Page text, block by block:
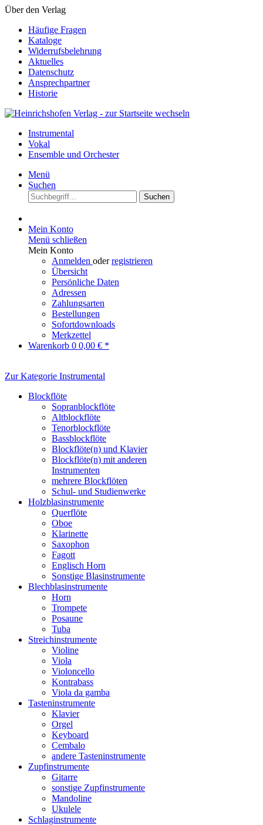
Über den Verlag
Häufige Fragen
Kataloge
Widerrufsbelehrung
Aktuelles
Datenschutz
Ansprechpartner
Historie
Instrumental
Vokal
Ensemble und Orchester
Menü
Suchen
Suchen
Mein Konto
Menü schließen
Mein Konto
Anmelden oderregistrieren
Übersicht
Persönliche Daten
Adressen
Zahlungsarten
Bestellungen
Sofortdownloads
Merkzettel
Warenkorb 0 0,00 € *
Zur Kategorie Instrumental
Blockflöte
Sopranblockflöte
Altblockflöte
Tenorblockflöte
Bassblockflöte
Blockflöte(n) und Klavier
Blockflöte(n) mit anderen
Instrumenten
mehrere Blockflöten
Schul- und Studienwerke
Holzblasinstrumente
Querflöte
Oboe
Klarinette
Saxophon
Fagott
Englisch Horn
Sonstige Blasinstrumente
Blechblasinstrumente
Horn
Trompete
Posaune
Tuba
Streichinstrumente
Violine
Viola
Violoncello
Kontrabass
Viola da gamba
Tasteninstrumente
Klavier
Orgel
Keyboard
Cembalo
andere Tasteninstrumente
Zupfinstrumente
Gitarre
sonstige Zupfinstrumente
Mandoline
Ukulele
Schlaginstrumente